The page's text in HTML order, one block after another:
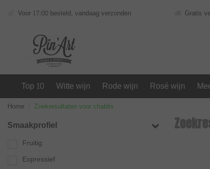
Voor 17:00 besteld, vandaag verzonden Gratis
Top 10 Witte wijn Rode wijn Rosé wijn
Home Zoekresultaten voor chablis
Smaakprofiel
Fruitig
Expressief